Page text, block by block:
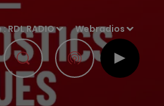
:RDL RADIO Webradios